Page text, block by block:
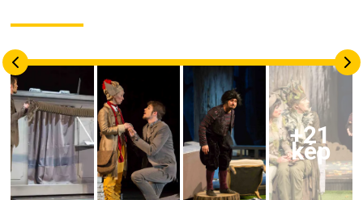
+21
kép